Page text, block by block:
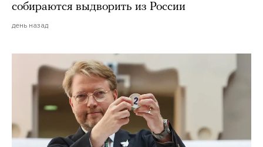
собираются выдворить из России
день назад